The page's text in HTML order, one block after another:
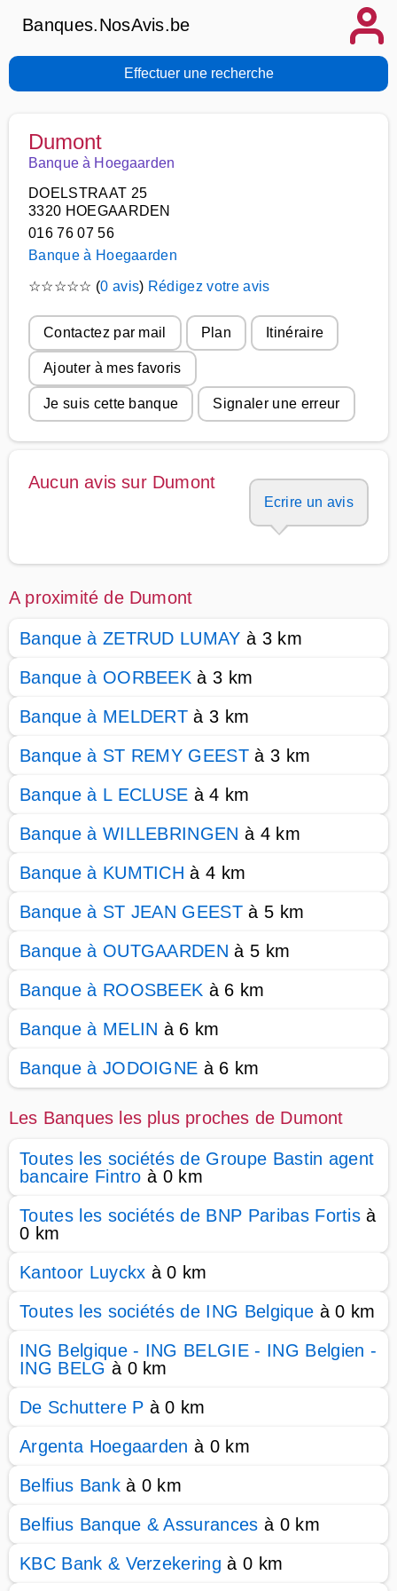
Banques.NosAvis.be
Effectuer une recherche
Dumont
Banque à Hoegaarden
DOELSTRAAT 25
3320 HOEGAARDEN
016 76 07 56
Banque à Hoegaarden
☆☆☆☆☆ (0 avis) Rédigez votre avis
Contactez par mail Plan Itinéraire
Ajouter à mes favoris
Je suis cette banque Signaler une erreur
Aucun avis sur Dumont
Ecrire un avis
A proximité de Dumont
Banque à ZETRUD LUMAY à 3 km
Banque à OORBEEK à 3 km
Banque à MELDERT à 3 km
Banque à ST REMY GEEST à 3 km
Banque à L ECLUSE à 4 km
Banque à WILLEBRINGEN à 4 km
Banque à KUMTICH à 4 km
Banque à ST JEAN GEEST à 5 km
Banque à OUTGAARDEN à 5 km
Banque à ROOSBEEK à 6 km
Banque à MELIN à 6 km
Banque à JODOIGNE à 6 km
Les Banques les plus proches de Dumont
Toutes les sociétés de Groupe Bastin agent
bancaire Fintro à 0 km
Toutes les sociétés de BNP Paribas Fortis à
0 km
Kantoor Luyckx à 0 km
Toutes les sociétés de ING Belgique à 0 km
ING Belgique - ING BELGIE - ING Belgien -
ING BELG à 0 km
De Schuttere P à 0 km
Argenta Hoegaarden à 0 km
Belfius Bankà 0 km
Belfius Banque & Assurances à 0 km
KBC Bank & Verzekering à 0 km